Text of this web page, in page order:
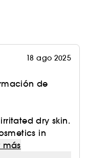
18 ago 2025
de
dry skin.
in
más